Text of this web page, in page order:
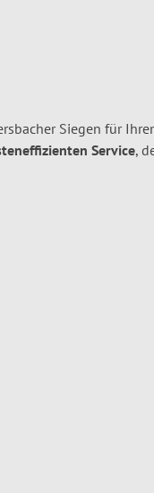
Siegen für
Service,